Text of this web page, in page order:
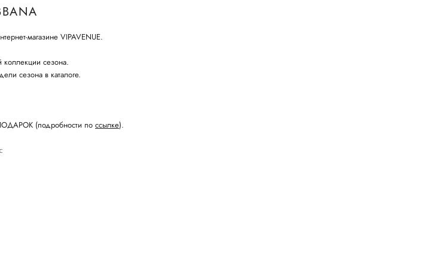
магазине VIPAVENUE.
сезона.
сезона в каталоге.
(подробности по ссылке).